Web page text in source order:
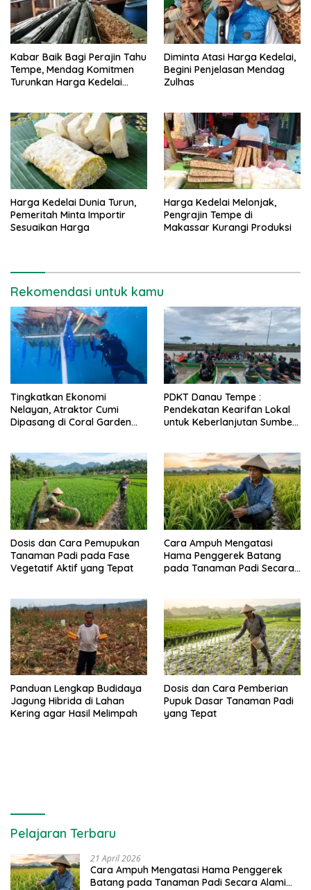
Kabar Baik Bagi Perajin Tahu
Tempe, Mendag Komitmen
Turunkan Harga Kedelai
Diminta Atasi Harga Kedelai,
Begini Penjelasan Mendag
Zulhas
Harga Kedelai Dunia Turun,
Pemeritah Minta Importir
Sesuaikan Harga
Harga Kedelai Melonjak,
Pengrajin Tempe di
Makassar Kurangi Produksi
Rekomendasi untuk kamu
Tingkatkan Ekonomi
Nelayan, Atraktor Cumi
Dipasang di Coral Garden
PDKT Danau Tempe :
Pendekatan Kearifan Lokal
untuk Keberlanjutan Sumber
Dosis dan Cara Pemupukan
Tanaman Padi pada Fase
Vegetatif Aktif yang Tepat
Cara Ampuh Mengatasi
Hama Penggerek Batang
pada Tanaman Padi Secara
Panduan Lengkap Budidaya
Jagung Hibrida di Lahan
Kering agar Hasil Melimpah
Dosis dan Cara Pemberian
Pupuk Dasar Tanaman Padi
yang Tepat
Pelajaran Terbaru
21 April 2026
Cara Ampuh Mengatasi Hama Penggerek
Batang pada Tanaman Padi Secara Alami